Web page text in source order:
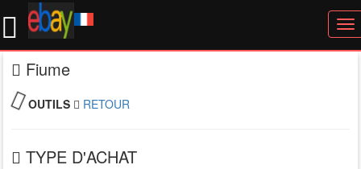
Fiume
OUTILS RETOUR
TYPE D'ACHAT